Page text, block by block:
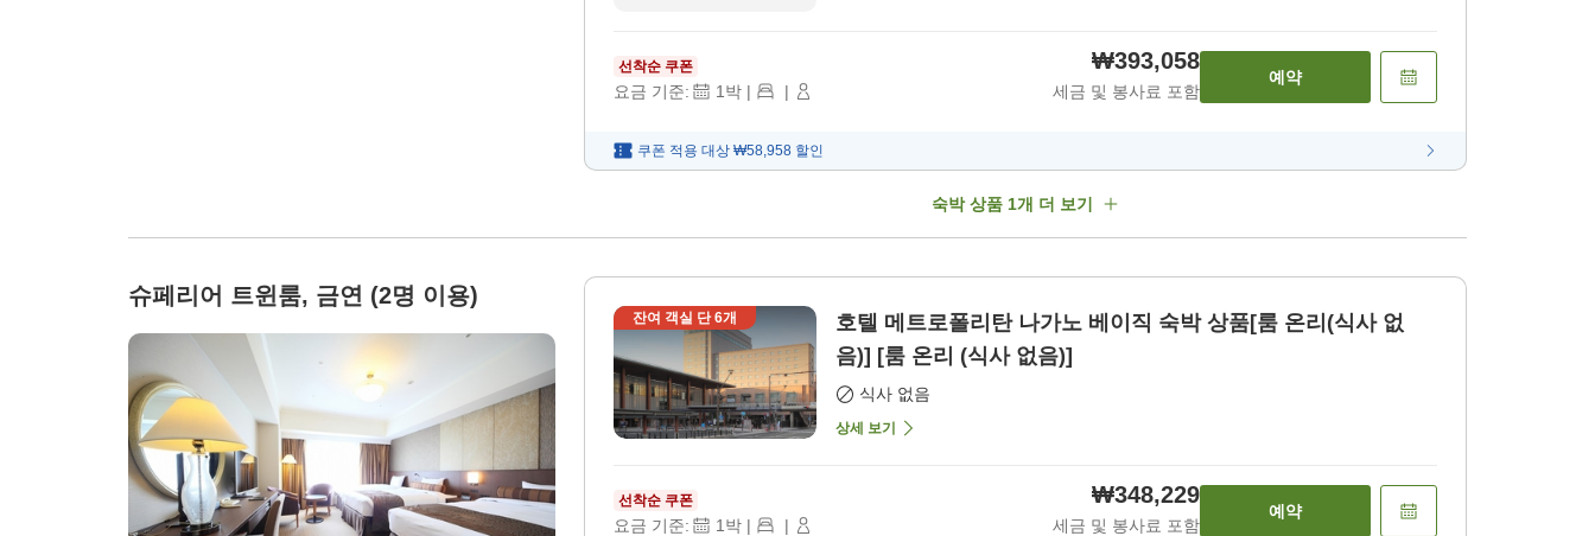
선착순 쿠폰
요금 기준: 1박 | |
₩393,058
세금 및 봉사료 포함
예약
쿠폰 적용 대상 ₩58,958 할인
숙박 상품 1개 더 보기
슈페리어 트윈룸, 금연 (2명 이용)
잔여 객실 단6개
호텔 메트로폴리탄 나가노 베이직 숙박 상품[룸 온리(식사 없
음)] [룸 온리 (식사 없음)]
식사 없음
상세 보기
선착순 쿠폰
요금 기준: 1 박 | |
₩348,229
세금 및 봉사료 포함
예약